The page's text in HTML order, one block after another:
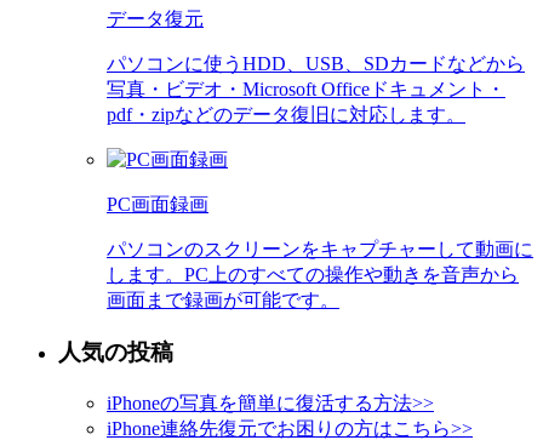
データ復元
パソコンに使うHDD、USB、SDカードなどから
写真・ビデオ・Microsoft Officeドキュメント・
pdf・zipなどのデータ復旧に対応します。
PC画面録画
パソコンのスクリーンをキャプチャーして動画に
します。PC上のすべての操作や動きを音声から
画面まで録画が可能です。
人気の投稿
iPhoneの写真を簡単に復活する方法>>
iPhone連絡先復元でお困りの方はこちら>>